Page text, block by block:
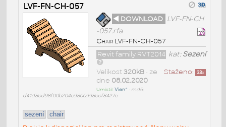
LVF-FN-CH-057
◄ DOWNLOAD LVF-FN-CH
-057.rfa
Chair LVF-FN-CH-057
kat:Sezení
Revit family RVT2014
Staženo: 33x
Velikost320kB• ze
dne 08.02.2020
Umístil:Vien^ • md5:
d41d8cd98f00b204e9800998ecf8427e
sezení chair